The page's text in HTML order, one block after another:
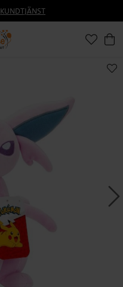
KUNDTJÄNST